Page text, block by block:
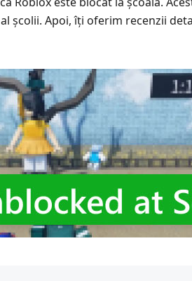
școlii. Apoi, îți oferim recenzii